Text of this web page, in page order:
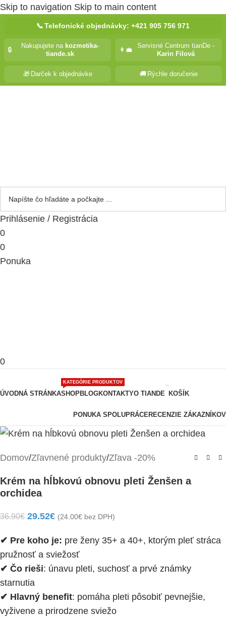
Skip to navigation Skip to main content
📞Telefonické objednávky: +421 905 756 971
🔒
Nakupujete na kozmetika-
tiande.sk
👩‍💼
Servisné Centrum tianDe -
Karin Filová
🎁 Darček k objednávke 🚚 Rýchle doručenie
Prihlásenie / Registrácia
0
0
Ponuka
0
Prehľadávať kategórie
ÚVODNÁ STRÁNKASHOP
KATEGÓRIE PRODUKTOV
BLOGKONTAKTYO TIANDE KOŠÍK
PONUKA SPOLUPRÁCERECENZIE ZÁKAZNÍKOV
Domov/Zľavnené produkty/Zľava -20%
Krém na hĺbkovú obnovu pleti Ženšen a
orchidea
36.90€ 29.52€ (24.00€ bez DPH)
✔ Pre koho je: pre ženy 35+ a 40+, ktorým pleť stráca
pružnosť a sviežosť
✔ Čo rieši: únavu pleti, suchosť a prvé známky
starnutia
✔ Hlavný benefit: pomáha pleti pôsobiť pevnejšie,
vyživene a prirodzene sviežo